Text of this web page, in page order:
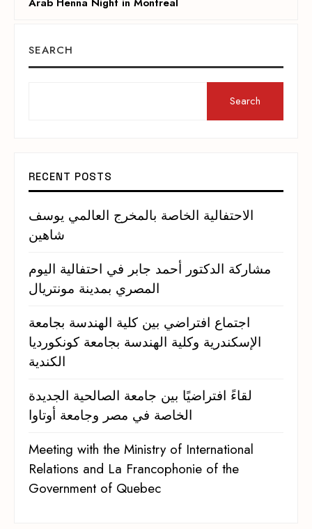
SEARCH
Search
RECENT POSTS
الاحتفالية الخاصة بالمخرج العالمي يوسف
شاهين
مشاركة الدكتور أحمد جابر في احتفالية اليوم
المصري بمدينة مونتريال
اجتماع افتراضي بين كلية الهندسة بجامعة
الإسكندرية وكلية الهندسة بجامعة كونكورديا
الكندية
لقاءً افتراضيًا بين جامعة الصالحية الجديدة
الخاصة في مصر وجامعة أوتاوا
Meeting with the Ministry of International
Relations and La Francophonie of the
Government of Quebec